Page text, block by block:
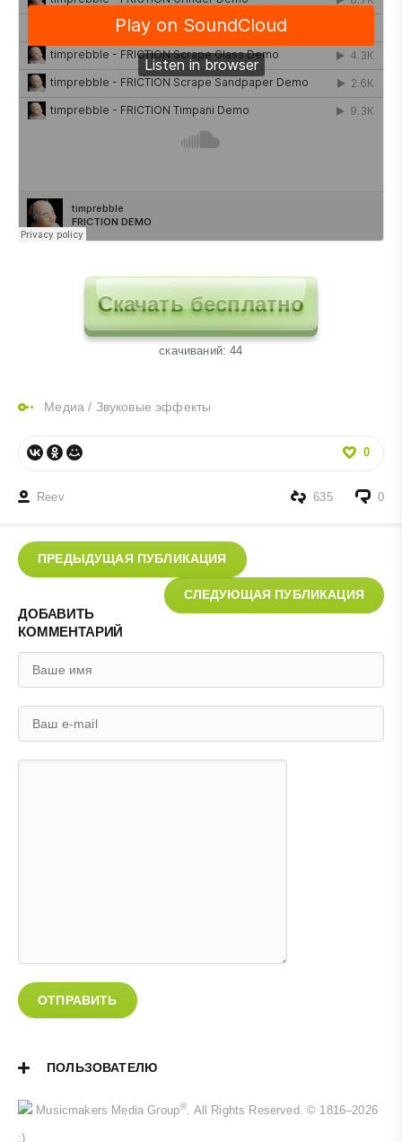
Скачать бесплатно
cкачиваний: 44
Медиа / Звуковые эффекты
0
Reev 0
635
ПРЕДЫДУЩАЯ ПУБЛИКАЦИЯ
СЛЕДУЮЩАЯ ПУБЛИКАЦИЯ
ДОБАВИТЬ
КОММЕНТАРИЙ
ОТПРАВИТЬ
ПОЛЬЗОВАТЕЛЮ
Musicmakers Media Group®. All Rights Reserved. © 1816–2026
;)